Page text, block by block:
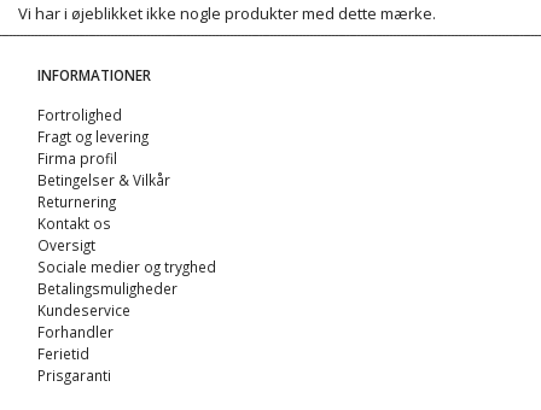
Vi har i øjeblikket ikke nogle produkter med dette mærke.
INFORMATIONER
Fortrolighed
Fragt og levering
Firma profil
Betingelser & Vilkår
Returnering
Kontakt os
Oversigt
Sociale medier og tryghed
Betalingsmuligheder
Kundeservice
Forhandler
Ferietid
Prisgaranti